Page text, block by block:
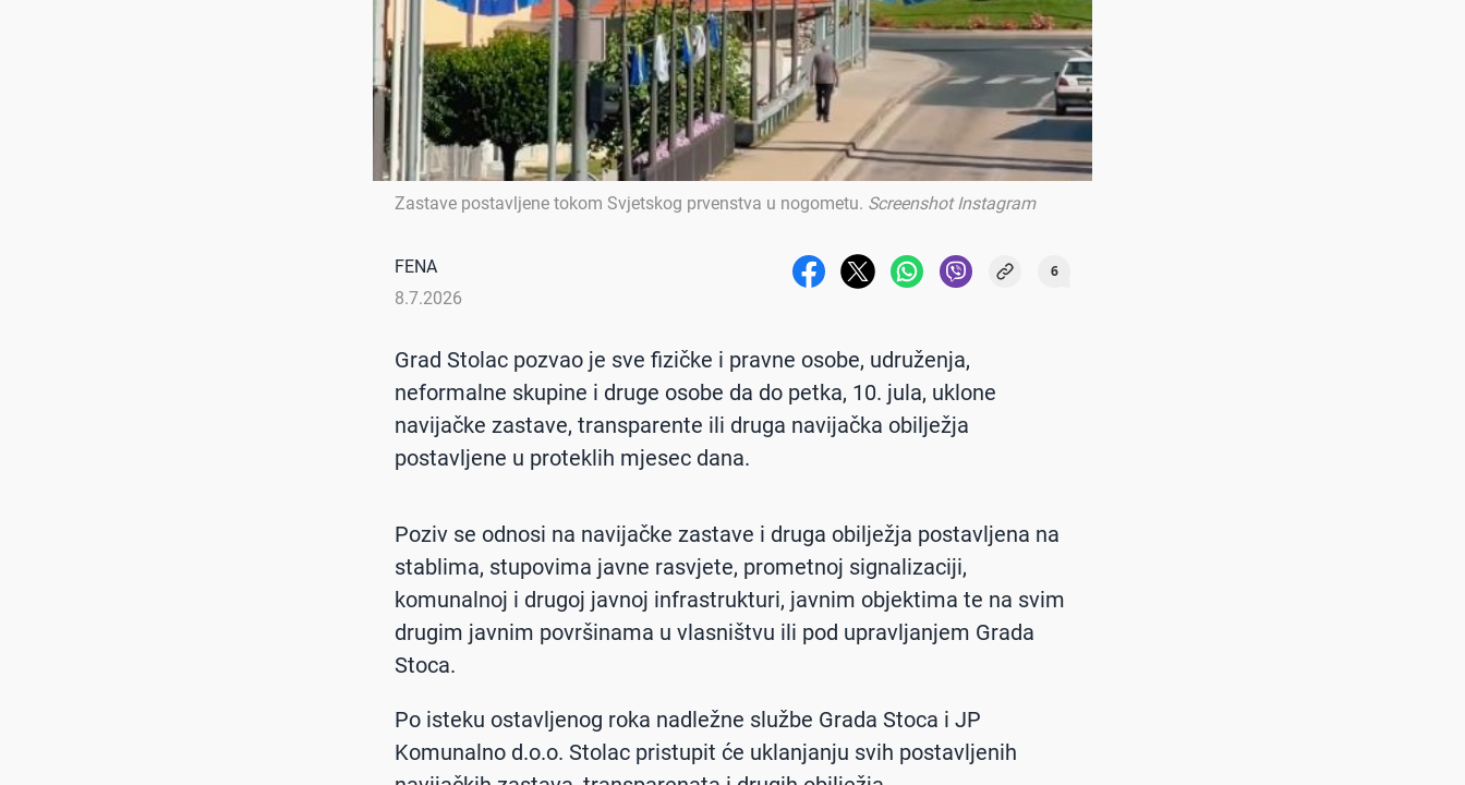
Zastave postavljene tokom Svjetskog prvenstva u nogometu. Screenshot Instagram
FENA
8.7.2026
6
Grad Stolac pozvao je sve fizičke i pravne osobe, udruženja,
neformalne skupine i druge osobe da do petka, 10. jula, uklone
navijačke zastave, transparente ili druga navijačka obilježja
postavljene u proteklih mjesec dana.
Poziv se odnosi na navijačke zastave i druga obilježja postavljena na
stablima, stupovima javne rasvjete, prometnoj signalizaciji,
komunalnoj i drugoj javnoj infrastrukturi, javnim objektima te na svim
drugim javnim površinama u vlasništvu ili pod upravljanjem Grada
Stoca.
Po isteku ostavljenog roka nadležne službe Grada Stoca i JP
Komunalno d.o.o. Stolac pristupit će uklanjanju svih postavljenih